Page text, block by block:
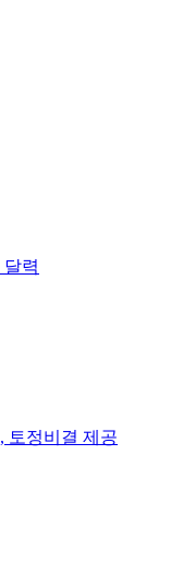
력
토정비결 제공